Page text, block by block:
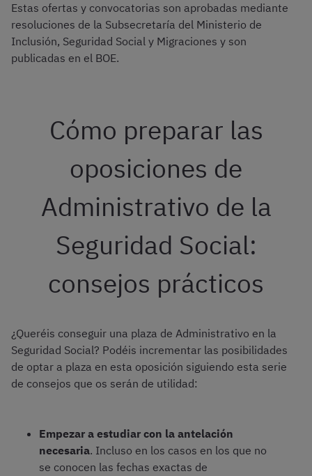
Estas ofertas y convocatorias son aprobadas mediante
resoluciones de la Subsecretaría del Ministerio de
Inclusión, Seguridad Social y Migraciones y son
publicadas en el BOE.
Cómo preparar las
oposiciones de
Administrativo de la
Seguridad Social:
consejos prácticos
¿Queréis conseguir una plaza de Administrativo en la
Seguridad Social? Podéis incrementar las posibilidades
de optar a plaza en esta oposición siguiendo esta serie
de consejos que os serán de utilidad:
Empezar a estudiar con la antelación
necesaria. Incluso en los casos en los que no
se conocen las fechas exactas de